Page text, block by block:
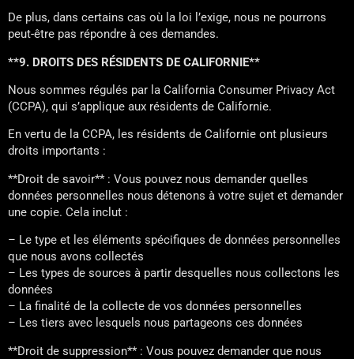
De plus, dans certains cas où la loi l’exige, nous ne pourrons
peut-être pas répondre à ces demandes.
**9. DROITS DES RÉSIDENTS DE CALIFORNIE**
Nous sommes régulés par la California Consumer Privacy Act
(CCPA), qui s’applique aux résidents de Californie.
En vertu de la CCPA, les résidents de Californie ont plusieurs
droits importants :
**Droit de savoir** : Vous pouvez nous demander quelles
données personnelles nous détenons à votre sujet et demander
une copie. Cela inclut :
– Le type et les éléments spécifiques de données personnelles
que nous avons collectés
– Les types de sources à partir desquelles nous collectons les
données
– La finalité de la collecte de vos données personnelles
– Les tiers avec lesquels nous partageons ces données
**Droit de suppression** : Vous pouvez demander que nous